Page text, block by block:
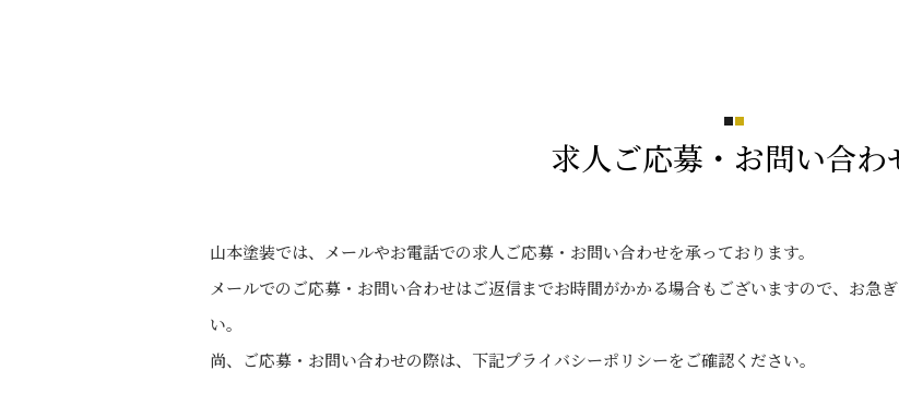
求人ご応募・お問い合わ
山本塗装では、メールやお電話での求人ご応募・お問い合わせを承っております。
メールでのご応募・お問い合わせはご返信までお時間がかかる場合もございますので、お急
い。
尚、ご応募・お問い合わせの際は、下記プライバシーポリシーをご確認ください。